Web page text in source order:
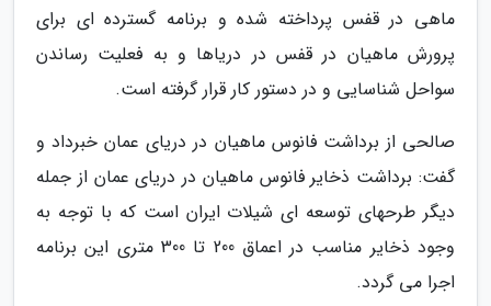
ماهی در قفس پرداخته شده و برنامه گسترده ای برای
پرورش ماهیان در قفس در دریاها و به فعلیت رساندن
سواحل شناسایی و در دستور کار قرار گرفته است.
صالحی از برداشت فانوس ماهیان در دریای عمان خبرداد و
گفت: برداشت ذخایر فانوس ماهیان در دریای عمان از جمله
دیگر طرحهای توسعه ای شیلات ایران است که با توجه به
وجود ذخایر مناسب در اعماق 200 تا 300 متری این برنامه
اجرا می گردد.